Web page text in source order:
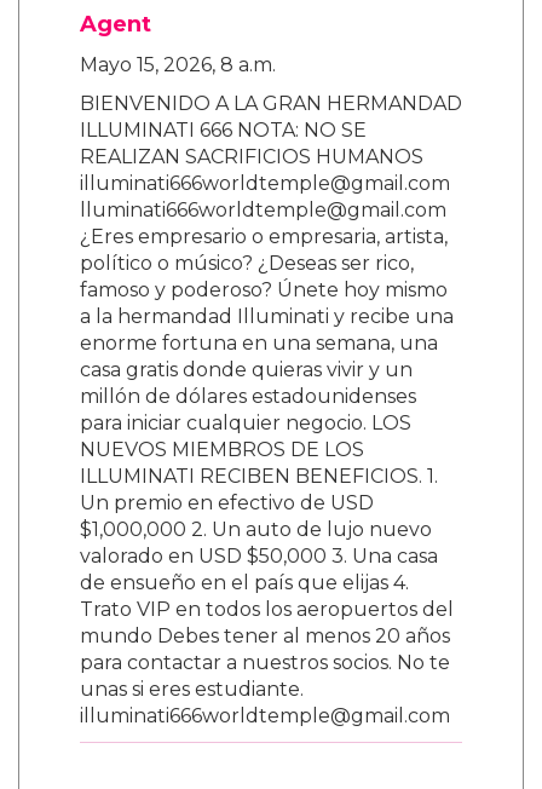
Agent
Mayo 15, 2026, 8 a.m.
BIENVENIDO A LA GRAN HERMANDAD
ILLUMINATI 666 NOTA: NO SE
REALIZAN SACRIFICIOS HUMANOS
illuminati666worldtemple@gmail.com
lluminati666worldtemple@gmail.com
¿Eres empresario o empresaria, artista,
político o músico? ¿Deseas ser rico,
famoso y poderoso? Únete hoy mismo
a la hermandad Illuminati y recibe una
enorme fortuna en una semana, una
casa gratis donde quieras vivir y un
millón de dólares estadounidenses
para iniciar cualquier negocio. LOS
NUEVOS MIEMBROS DE LOS
ILLUMINATI RECIBEN BENEFICIOS. 1.
Un premio en efectivo de USD
$1,000,000 2. Un auto de lujo nuevo
valorado en USD $50,000 3. Una casa
de ensueño en el país que elijas 4.
Trato VIP en todos los aeropuertos del
mundo Debes tener al menos 20 años
para contactar a nuestros socios. No te
unas si eres estudiante.
illuminati666worldtemple@gmail.com